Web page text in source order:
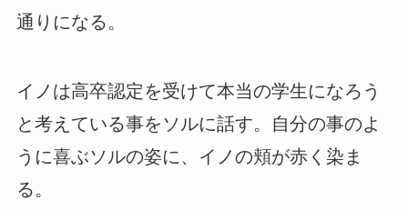
通りになる。
イノは高卒認定を受けて本当の学生になろう
と考えている事をソルに話す。自分の事のよ
うに喜ぶソルの姿に、イノの頬が赤く染ま
る。